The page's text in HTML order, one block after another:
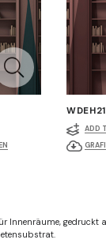
ADD
Innenräume, gedruckt